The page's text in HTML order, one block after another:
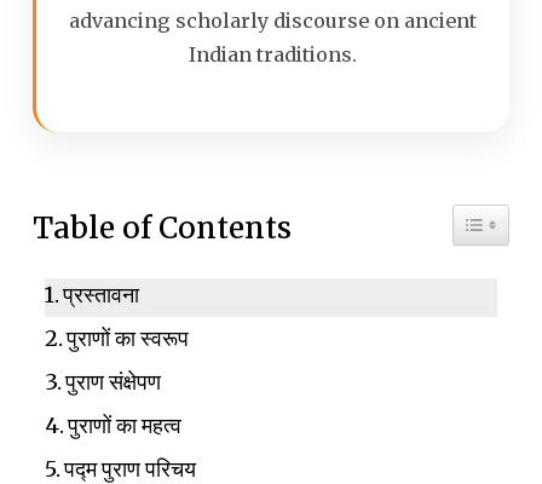
advancing scholarly discourse on ancient
Indian traditions.
Table of Contents Toggle
प्रस्तावना
पुराणों का स्वरूप
पुराण संक्षेपण
पुराणों का महत्व
पद्म पुराण परिचय